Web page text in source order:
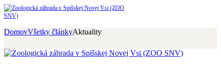
DomovVšetky článkyAktuality